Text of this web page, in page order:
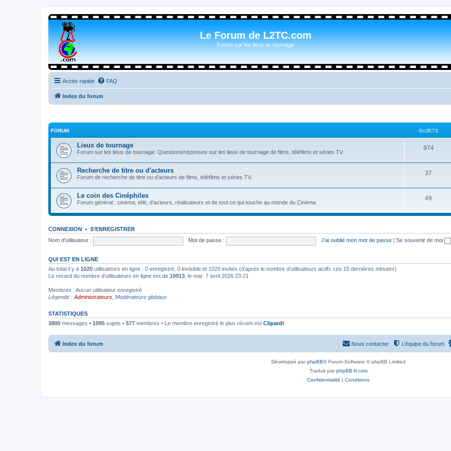
Le Forum de L2TC.com
Forum sur les lieux de tournage
Accès rapide FAQ
Index du forum
FORUM SUJETS
Lieux de tournage
Forum sur les lieux de tournage. Questions/réponses sur les lieux de tournage de films, téléfilms et séries TV.
974
Recherche de titre ou d'acteurs
Forum de recherche de titre ou d'acteurs de films, téléfilms et séries TV.
37
Le coin des Cinéphiles
Forum général : cinéma, télé, d'acteurs, réalisateurs et de tout ce qui touche au monde du Cinéma.
49
CONNEXION • S’ENREGISTRER
Nom d’utilisateur :
Mot de passe : J’ai oublié mon mot de passe Se souvenir de moi
QUI EST EN LIGNE
Au total il y a 1020 utilisateurs en ligne : 0 enregistré, 0 invisible et 1020 invités (d’après le nombre d’utilisateurs actifs ces 15 dernières minutes)
Le record du nombre d’utilisateurs en ligne est de 10913 , le mar. 7 avril 2026 23:21
Membres : Aucun utilisateur enregistré
Légende : Administrateurs Modérateurs globaux
STATISTIQUES
3800 messages • 1095 sujets • 577 membres • Le membre enregistré le plus récent est Clipardi
Index du forum L’équipe du forum
Nous contacter
Développé parphpBB® Forum Software © phpBB Limited
Traduit parphpBB-fr.com
Confidentialité | Conditions